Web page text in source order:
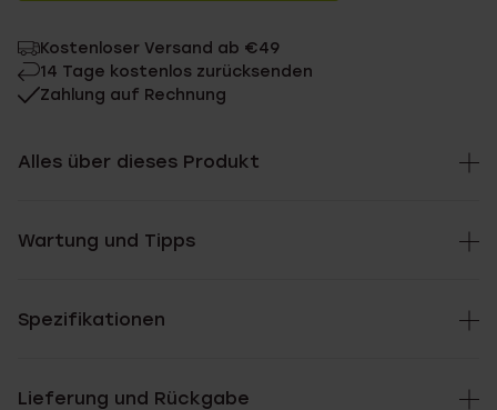
Kostenloser Versand ab €49
14 Tage kostenlos zurücksenden
Zahlung auf Rechnung
Alles über dieses Produkt
Wartung und Tipps
Spezifikationen
Lieferung und Rückgabe